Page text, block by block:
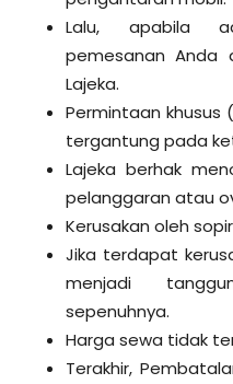
Lalu, apabila
pemesanan Anda
Lajeka.
Permintaan khusus
tergantung pada
Lajeka berhak
pelanggaran atau
Kerusakan oleh
Jika terdapat
menjadi
sepenuhnya.
Harga sewa tidak
Terakhir,